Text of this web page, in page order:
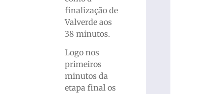
finalização de
Valverde aos
38 minutos.
Logo nos
primeiros
minutos da
etapa final os